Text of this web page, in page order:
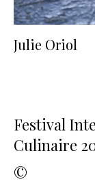
Julie Oriol
Festival
Culinaire
©